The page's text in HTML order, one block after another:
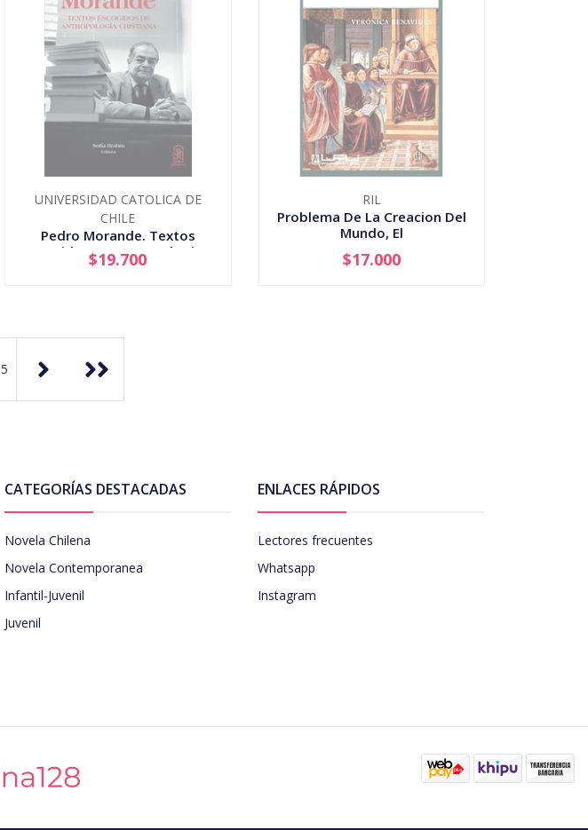
UNIVERSIDAD CATOLICA DE
CHILE
Pedro Morande. Textos
Escogidos De Antropologia...
AGOTADO
$19.700
RIL
Problema De La Creacion Del
Mundo, El
AGOTADO
$17.000
5
CATEGORÍAS DESTACADAS
Novela Chilena
Novela Contemporanea
Infantil-Juvenil
Juvenil
ENLACES RÁPIDOS
Lectores frecuentes
Whatsapp
Instagram